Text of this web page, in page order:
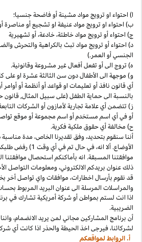
ا) احتواء او ترويج مواد مشينة أو فاضحة جنسيا؛
ب) احتواء او ترويج موادعنيفة او تشجيع أو مناصرة
ج) احتواء أو ترويج موادخاطئة،خادعة،أو تشهيرية
د) احتواء أو ترويج مواد تبث بالكراهية والتحرش
الجنسي أو العمر.)
ه) تروج الى أو تفعل أفعال غير مشروعة وقانونية.
و) موجهة الى الأطفال دون سن الثالثة عشرة او
أي قانون نافذ أو تعليمات او قواعد أو أنظمة أو
بالنسبة الى حماية الطفل (على سبيل المثال,
ز) تتضمن أي علامة تجارية لأمازون أو الشركات
أو في أي اسم مستخدم أو اسم مجموعة أو موقع
ح) مخالفة أي حقوق ملكية فكرية.
أننا سنقوم بتحديد،وفق تقديرنا الخاص،مدة مناسبة
الأوضاع. ألا انه،في حال تم في أي وقت 1) رفض طلبكم لأي سبب
موافقتنا المسبقة. انه بأماكنكم استحصال
ذلك عنوان بريدكم الالكتروني،ومعلومات التواصل
قد نقوم بأرسال اخطارات، موافقات واي تواصل أخر
والمراسلات المرسلة الى عنوان البريد المربوط
اذا انت لستم بمواطن أو شركة أمريكية تشارك في
الضريبية.
أن برنامج المشاركين مجاني لمن يريد الانضمام،واننا
لشركائنا،فيرجى اخذ الحيطة والحذر اذا كانت أي
أ. الروابط لمواقعكم